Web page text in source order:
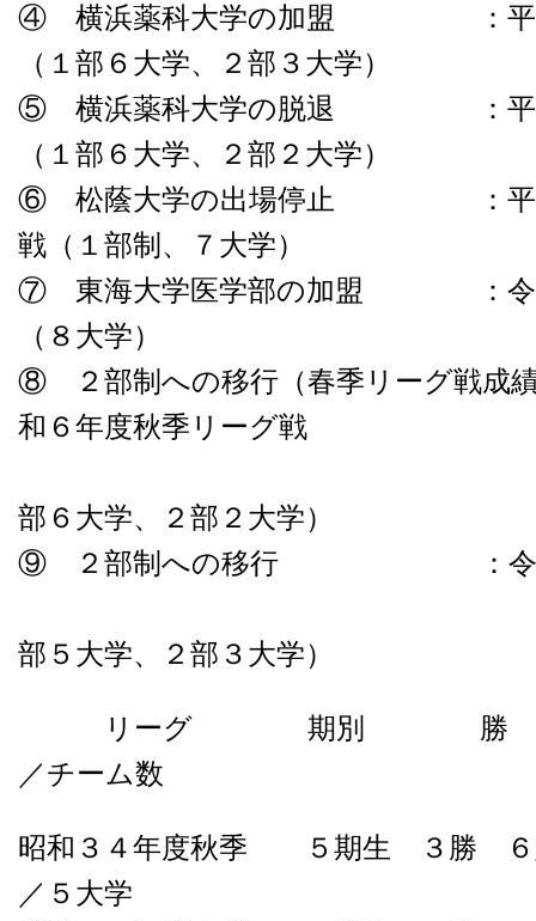
④ 横浜薬科大学の加盟 ：平成
（１部６大学、２部３大学）
⑤ 横浜薬科大学の脱退 ：平成
（１部６大学、２部２大学）
⑥ 松蔭大学の出場停止 ：平成
戦（１部制、７大学）
⑦ 東海大学医学部の加盟 ：令和
（８大学）
⑧ ２部制への移行（春季リーグ戦成
和６年度秋季リーグ戦
部６大学、２部２大学）
⑨ ２部制への移行 ：令和７
部５大学、２部３大学）
リーグ 期別 勝
／チーム数
昭和３４年度秋季 ５期生 ３勝
／５大学